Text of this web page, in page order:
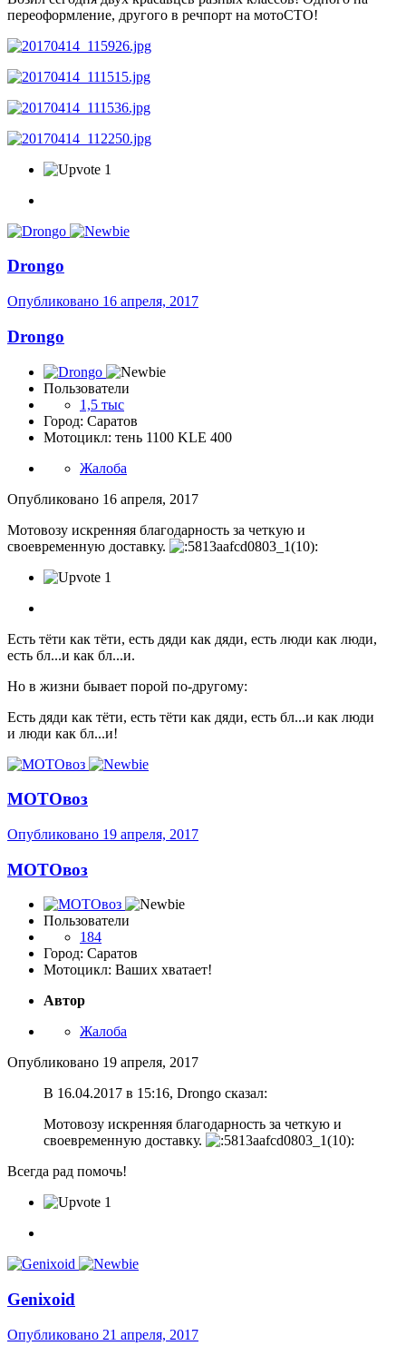
переоформление, другого в речпорт на мотоСТО!
1
Drongo
Опубликовано 16 апреля, 2017
Drongo
Пользователи
1,5 тыс
Город: Саратов
Мотоцикл: тень 1100 KLE 400
Жалоба
Опубликовано 16 апреля, 2017
Мотовозу искренняя благодарность за четкую и
своевременную доставку.
1
Есть тёти как тёти, есть дяди как дяди, есть люди как люди,
есть бл...и как бл...и.
Но в жизни бывает порой по-другому:
Есть дяди как тёти, есть тёти как дяди, есть бл...и как люди
и люди как бл...и!
МОТОвоз
Опубликовано 19 апреля, 2017
МОТОвоз
Пользователи
184
Город: Саратов
Мотоцикл: Ваших хватает!
Автор
Жалоба
Опубликовано 19 апреля, 2017
В 16.04.2017 в 15:16, Drongo сказал:
Мотовозу искренняя благодарность за четкую и
своевременную доставку.
Всегда рад помочь!
1
Genixoid
Опубликовано 21 апреля, 2017